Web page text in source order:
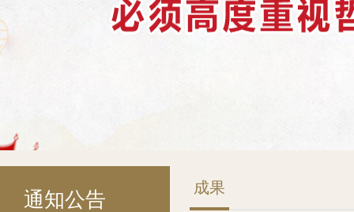
通知公告
成果